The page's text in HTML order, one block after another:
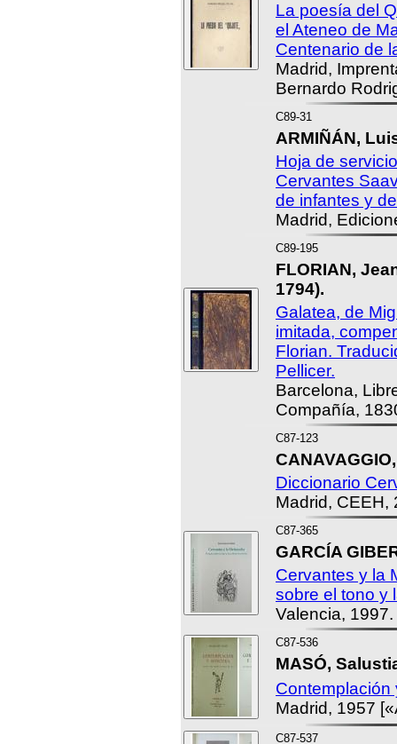
La poesía del
el Ateneo de
Centenario de
Madrid,
Bernardo
C89-31
ARMIÑÁN,
Hoja de
Cervantes
de infantes y
Madrid,
C89-195
FLORIAN,
1794).
Galatea, de
imitada,
Florian.
Pellicer.
Barcelona,
Compañía,
C87-123
Diccionario
Madrid, CEEH,
C87-365
GARCÍA
Cervantes y la
sobre el tono y
Valencia, 1997.
C87-536
MASÓ,
Contemplación
Madrid, 1957
C87-537